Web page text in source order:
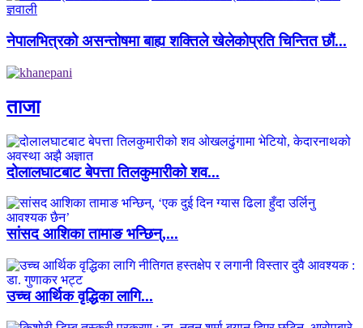
नेपालभित्रको असन्तोषमा बाह्य शक्तिले खेलेकोप्रति चिन्तित छौं...
ताजा
दोलालघाटबाट बेपत्ता तिलकुमारीको शव...
सांसद आशिका तामाङ भन्छिन्,...
उच्च आर्थिक वृद्धिका लागि...